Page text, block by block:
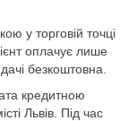
у торговій точці
оплачує лише
безкоштовна.
кредитною
Львів. Під час